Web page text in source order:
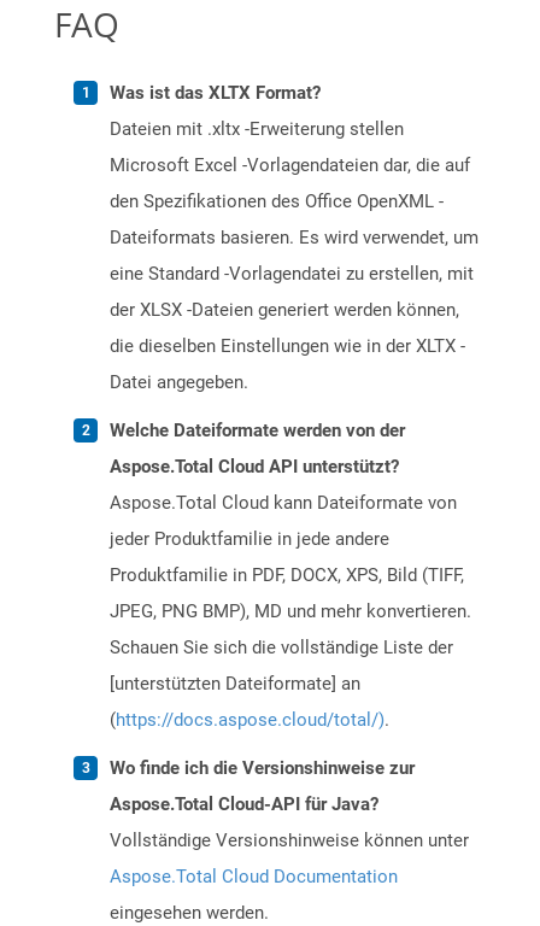
FAQ
Was ist das XLTX Format?
Dateien mit .xltx -Erweiterung stellen
Microsoft Excel -Vorlagendateien dar, die auf
den Spezifikationen des Office OpenXML -
Dateiformats basieren. Es wird verwendet, um
eine Standard -Vorlagendatei zu erstellen, mit
der XLSX -Dateien generiert werden können,
die dieselben Einstellungen wie in der XLTX -
Datei angegeben.
Welche Dateiformate werden von der
Aspose.Total Cloud API unterstützt?
Aspose.Total Cloud kann Dateiformate von
jeder Produktfamilie in jede andere
Produktfamilie in PDF, DOCX, XPS, Bild (TIFF,
JPEG, PNG BMP), MD und mehr konvertieren.
Schauen Sie sich die vollständige Liste der
[unterstützten Dateiformate] an
(https://docs.aspose.cloud/total/).
Wo finde ich die Versionshinweise zur
Aspose.Total Cloud-API für Java?
Vollständige Versionshinweise können unter
Aspose.Total Cloud Documentation
eingesehen werden.